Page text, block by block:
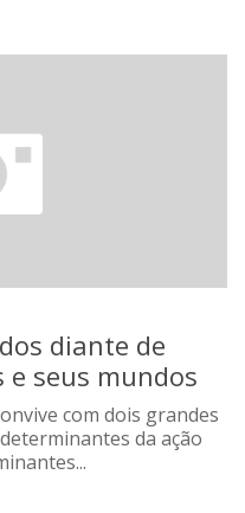
diante de
e seus mundos
com dois grandes
da ação